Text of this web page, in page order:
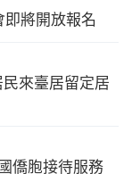
即將開放報名
民來臺居留定居
僑胞接待服務